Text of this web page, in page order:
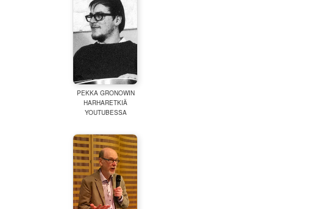
PEKKA GRONOWIN
HARHARETKIÄ
YOUTUBESSA